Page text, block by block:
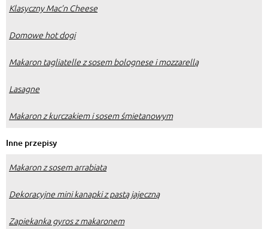
Klasyczny Mac’n Cheese
Domowe hot dogi
Makaron tagliatelle z sosem bolognese i mozzarellą
Lasagne
Makaron z kurczakiem i sosem śmietanowym
Inne przepisy
Makaron z sosem arrabiata
Dekoracyjne mini kanapki z pastą jajeczną
Zapiekanka gyros z makaronem